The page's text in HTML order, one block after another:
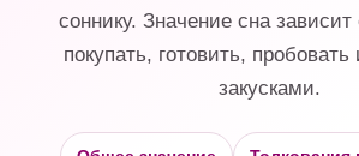
соннику. Значение сна
покупать, готовить,
закусками.